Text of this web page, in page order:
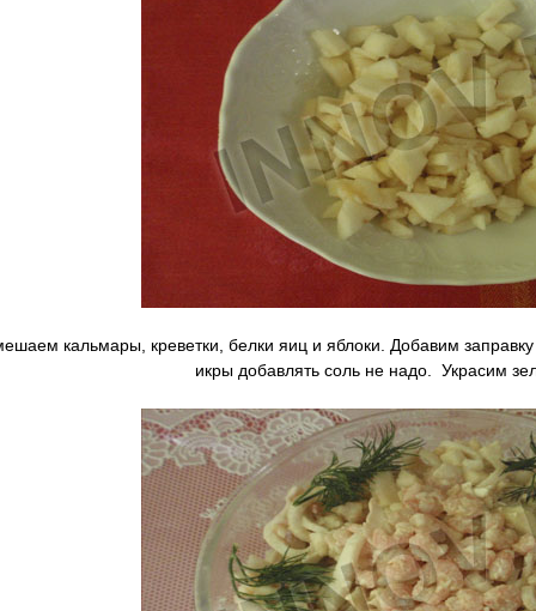
кальмары, креветки, белки яиц и яблоки. Добавим
икры добавлять соль не надо. Украсим